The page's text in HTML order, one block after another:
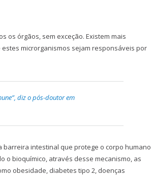
os órgãos, sem exceção. Existem mais
microrganismos sejam responsáveis por
diz o pós-doutor em
barreira intestinal que protege o corpo humano
o bioquímico, através desse mecanismo, as
obesidade, diabetes tipo 2, doenças